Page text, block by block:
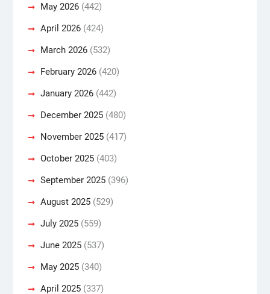
May 2026(442)
April 2026(424)
March 2026(532)
February 2026(420)
January 2026(442)
December 2025(480)
November 2025(417)
October 2025(403)
September 2025(396)
August 2025(529)
July 2025(559)
June 2025(537)
May 2025(340)
April 2025(337)